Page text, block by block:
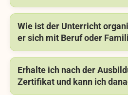
Wie ist der Unterricht
er sich mit Beruf oder
Erhalte ich nach der
Zertifikat und kann ich